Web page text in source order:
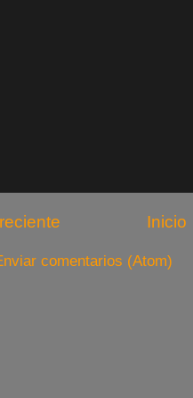
Inicio
comentarios (Atom)